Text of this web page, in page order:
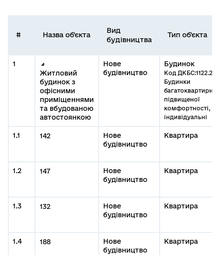
# Назва об'єкта
Вид
будівництва
Тип об'єкта
1
Житловий
будинок з
офісними
приміщеннями
та вбудованою
автостоянкою
Нове
будівництво
Будинок
Код ДКБС:1122.2
Будинки
багатоквартирні
підвищеної
комфортності,
індивідуальні
1.1 142
Нове
будівництво
Квартира
1.2 147
Нове
будівництво
Квартира
1.3 132
Нове
будівництво
Квартира
1.4 188
Нове
будівництво
Квартира